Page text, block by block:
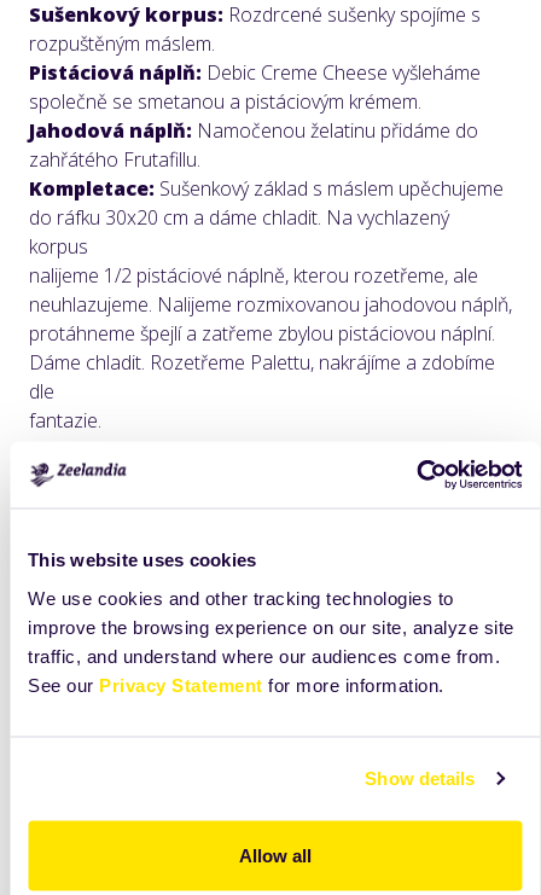
This website uses cookies
We use cookies and other tracking technologies to
improve the browsing experience on our site, analyze site
traffic, and understand where our audiences come from.
See our Privacy Statement for more information.
Show details
Allow all
Sušenkový korpus: Rozdrcené sušenky spojíme s
rozpuštěným máslem.
Pistáciová náplň: Debic Creme Cheese vyšleháme
společně se smetanou a pistáciovým krémem.
Jahodová náplň: Namočenou želatinu přidáme do
zahřátého Frutafillu.
Kompletace: Sušenkový základ s máslem upěchujeme
do ráfku 30x20 cm a dáme chladit. Na vychlazený
korpus
nalijeme 1/2 pistáciové náplně, kterou rozetřeme, ale
neuhlazujeme. Nalijeme rozmixovanou jahodovou náplň,
protáhneme špejlí a zatřeme zbylou pistáciovou náplní.
Dáme chladit. Rozetřeme Palettu, nakrájíme a zdobíme
dle
fantazie.